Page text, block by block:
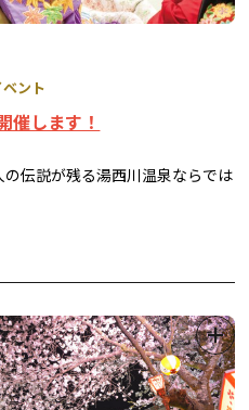
ント
催します！
の伝説が残る湯西川温泉ならでは
催しが繰り広げられ、いにしえ
地区センター）
湯西川温泉街）